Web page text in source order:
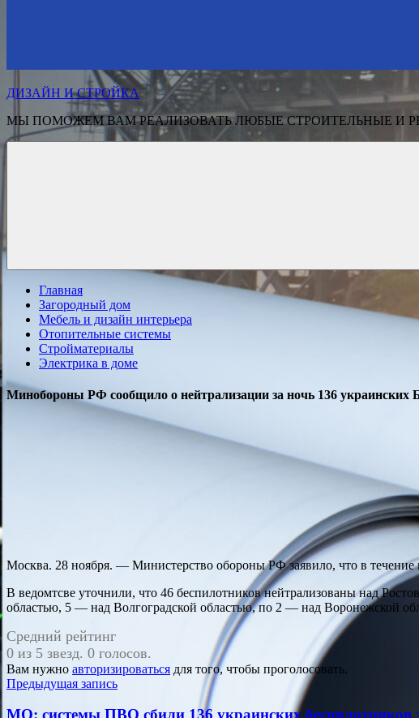
ДИЗАЙН И СТРОЙКА
МЫ ПОМОЖЕМ ВАМ РЕАЛИЗОВАТЬ ЛЮБЫЕ СТРОИТЕЛЬНЫЕ И
Главная
Загородный дом
Мебель и дизайн интерьера
Отопительные системы
Стройматериалы
Электрика в доме
Минобороны РФ сообщило о нейтрализации за ночь 136
Москва. 28 ноября. — Министерство обороны РФ заявило, что в
В ведомтсве уточнили, что 46 беспилотников нейтрализованы над
областью, 5 — над Волгоградской областью, по 2 — над Воронежской
Средний рейтинг
0 из 5 звезд. 0 голосов.
Вам нужно авторизироваться для того, чтобы проголосовать.
Навигация
по
Предыдущая запись
МО: системы ПВО сбили 136 украинских беспилотников